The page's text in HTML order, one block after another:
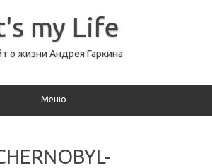
my Life
о жизни Андрея Гаркина
Меню